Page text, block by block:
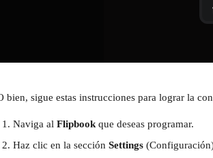
bien, sigue estas instrucciones para lograr la
Naviga al Flipbook que deseas programar.
Haz clic en la sección Settings